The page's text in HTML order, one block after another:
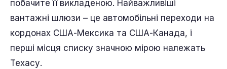
побачите її викладеною. Найважливіші
вантажні шлюзи – це автомобільні переходи на
кордонах США-Мексика та США-Канада, і
перші місця списку значною мірою належать
Техасу.